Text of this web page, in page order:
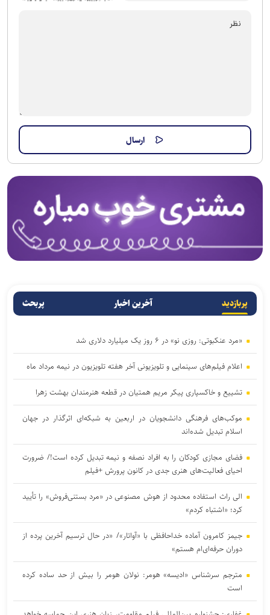
پربازدید آخرین اخبار پربحث
«مرد عنکبوتی: روزی نو» در ۶ روز یک میلیارد دلاری شد
اعلام فیلم‌های سینمایی و تلویزیونی آخر هفته تلویزیون در نیمه مرداد ماه
تشییع و خاکسپاری پیکر مریم همتیان در قطعه هنرمندان بهشت زهرا
موکب‌های فرهنگی دانشجویان در اربعین به شبکه‌ای اثرگذار در جهان
اسلام تبدیل شده‌اند
فضای مجازی کودکان را به افراد نصفه و نیمه تبدیل کرده است!/ ضرورت
احیای فعالیت‌های هنری جدی در کانون پرورش +فیلم
الی راث استفاده محدود از هوش مصنوعی در «مرد بستنی‌فروش» را تأیید
کرد؛ «اشتباه کردم»
جیمز کامرون آماده خداحافظی با «آواتار»/ «در حال ترسیم آخرین پرده از
دوران حرفه‌ای‌ام هستم»
مترجم سرشناس «ادیسه» هومر: نولان هومر را بیش از حد ساده کرده
است